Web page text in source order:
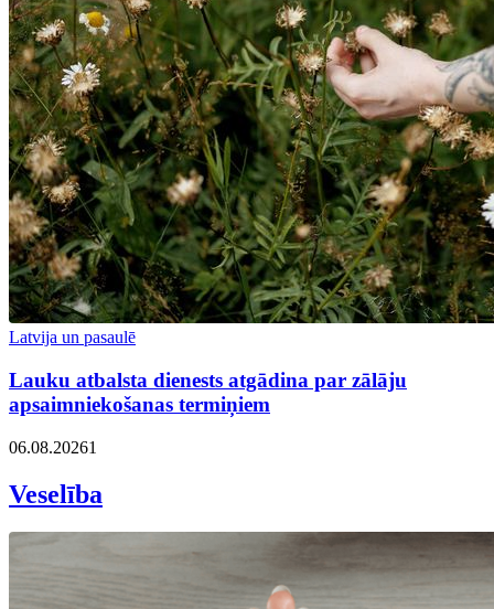
Latvija un pasaulē
Lauku atbalsta dienests atgādina par zālāju
apsaimniekošanas termiņiem
06.08.20261
Veselība